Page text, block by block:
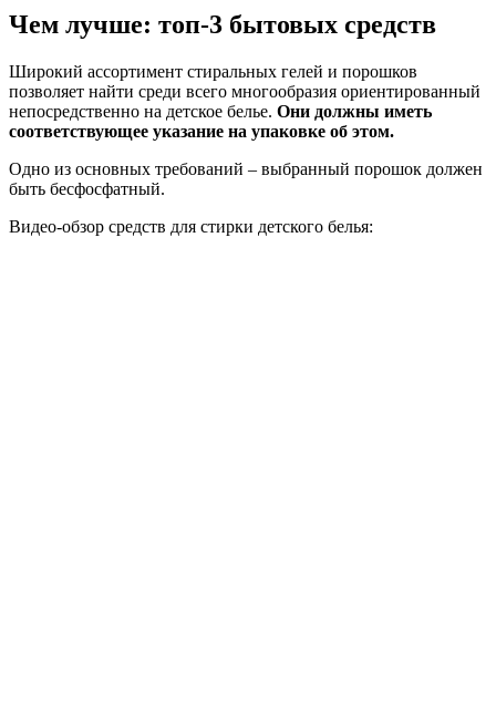
Чем лучше: топ-3 бытовых средств
Широкий ассортимент стиральных гелей и порошков
позволяет найти среди всего многообразия ориентированный
непосредственно на детское белье. Они должны иметь
соответствующее указание на упаковке об этом.
Одно из основных требований – выбранный порошок должен
быть бесфосфатный.
Видео-обзор средств для стирки детского белья: